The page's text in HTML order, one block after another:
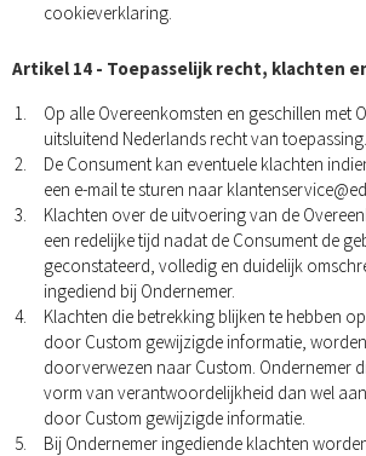
cookieverklaring.
Artikel 14 - Toepasselijk recht, klachten
Op alle Overeenkomsten en geschillen met
uitsluitend Nederlands recht van toepassing.
De Consument kan eventuele klachten
een e-mail te sturen naar
Klachten over de uitvoering van de
een redelijke tijd nadat de Consument de
geconstateerd, volledig en duidelijk
ingediend bij Ondernemer.
Klachten die betrekking blijken te hebben
door Custom gewijzigde informatie,
doorverwezen naar Custom. Ondernemer
vorm van verantwoordelijkheid dan wel
door Custom gewijzigde informatie.
Bij Ondernemer ingediende klachten